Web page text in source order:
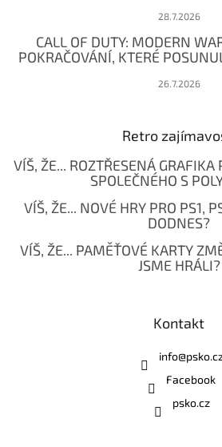
28.7.2026
CALL OF DUTY: MODERN
POKRAČOVÁNÍ, KTERÉ
26.7.2026
Retro
VÍŠ, ŽE... ROZTŘESENÁ GRAFIKA
SPOLEČNÉHO S
VÍŠ, ŽE... NOVÉ HRY PRO PS1,
DODNES?
VÍŠ, ŽE... PAMĚŤOVÉ KARTY
JSME HRÁLI?
Kontakt
info@
Facebook
psko.cz